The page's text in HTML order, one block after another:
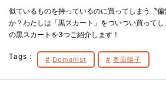
似ているものを持っているのに買ってしまう〝
か？わたしは「黒スカート」をついつい買って
の黒スカートを3つご紹介します！
Tags： Domanist 奥田陽子